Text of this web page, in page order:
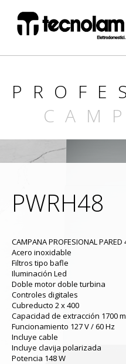
PWRH48
CAMPANA PROFESIONAL PARED
Acero inoxidable
Filtros tipo bafle
Iluminación Led
Doble motor doble turbina
Controles digitales
Cubreducto 2 x 400
Capacidad de extracción 1700
Funcionamiento 127 V / 60 Hz
Incluye cable
Incluye clavija polarizada
Potencia 148 W